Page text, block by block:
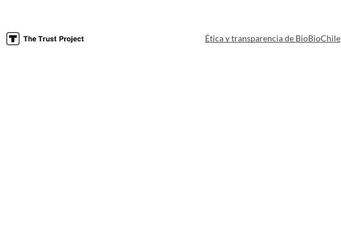
Ética y transparencia de BioBioChile